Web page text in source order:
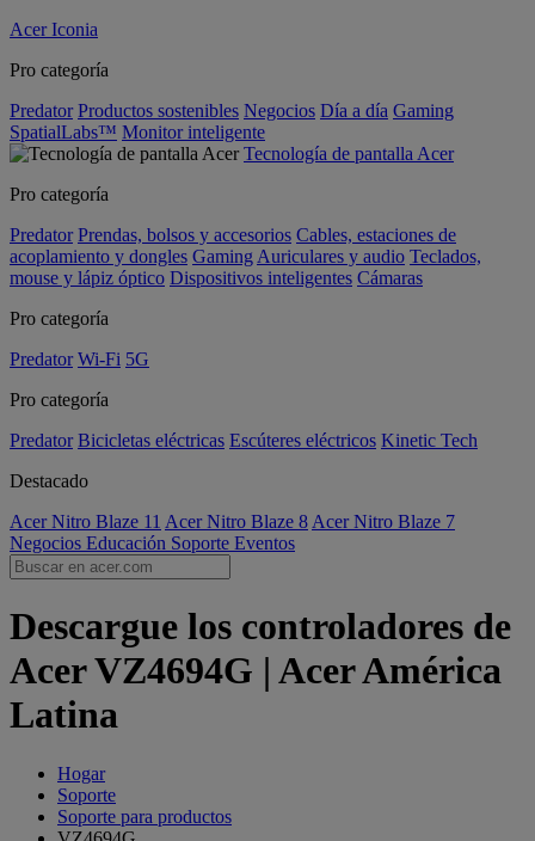
Acer Iconia
Pro categoría
Predator Productos sostenibles Negocios Día a día Gaming
SpatialLabs™ Monitor inteligente
Tecnología de pantalla Acer
Pro categoría
Predator Prendas, bolsos y accesorios Cables, estaciones de
acoplamiento y dongles Gaming Auriculares y audio Teclados,
mouse y lápiz óptico Dispositivos inteligentes Cámaras
Pro categoría
Predator Wi-Fi 5G
Pro categoría
Predator Bicicletas eléctricas Escúteres eléctricos Kinetic Tech
Destacado
Acer Nitro Blaze 11 Acer Nitro Blaze 8 Acer Nitro Blaze 7
Negocios Educación Soporte Eventos
Descargue los controladores de
Acer VZ4694G | Acer América
Latina
Hogar
Soporte
Soporte para productos